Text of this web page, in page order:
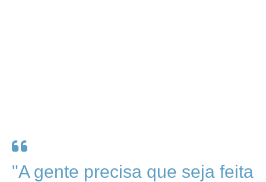
"A gente precisa que seja feita